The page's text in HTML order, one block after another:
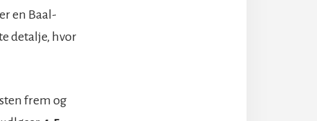
en Baal-
detalje, hvor
frem og